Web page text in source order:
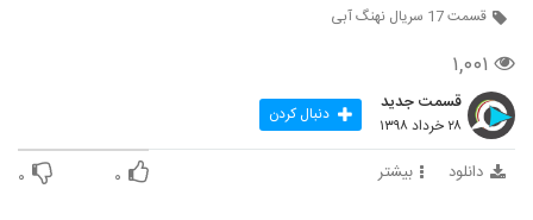
قسمت 17 سریال نهنگ آبی
۱,۰۰۱
قسمت جدید
۲۸ خرداد ۱۳۹۸ دنبال کردن
دانلود بیشتر ۰ ۰